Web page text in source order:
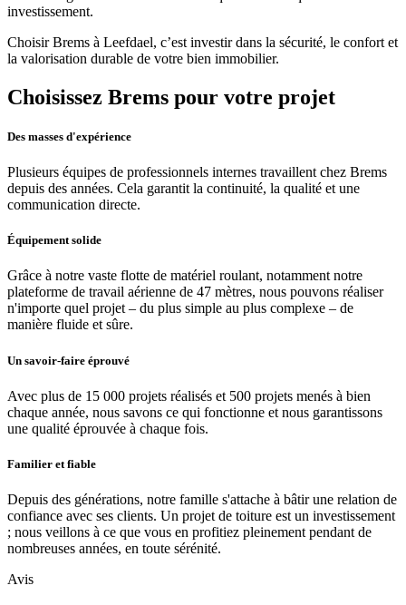
investissement.
Choisir Brems à Leefdael, c’est investir dans la sécurité, le confort et
la valorisation durable de votre bien immobilier.
Choisissez Brems pour votre projet
Des masses d'expérience
Plusieurs équipes de professionnels internes travaillent chez Brems
depuis des années. Cela garantit la continuité, la qualité et une
communication directe.
Équipement solide
Grâce à notre vaste flotte de matériel roulant, notamment notre
plateforme de travail aérienne de 47 mètres, nous pouvons réaliser
n'importe quel projet – du plus simple au plus complexe – de
manière fluide et sûre.
Un savoir-faire éprouvé
Avec plus de 15 000 projets réalisés et 500 projets menés à bien
chaque année, nous savons ce qui fonctionne et nous garantissons
une qualité éprouvée à chaque fois.
Familier et fiable
Depuis des générations, notre famille s'attache à bâtir une relation de
confiance avec ses clients. Un projet de toiture est un investissement
; nous veillons à ce que vous en profitiez pleinement pendant de
nombreuses années, en toute sérénité.
Avis